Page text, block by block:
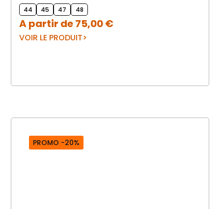
44 45 47 48
A partir de75,00€
VOIR LE PRODUIT
PROMO -20%